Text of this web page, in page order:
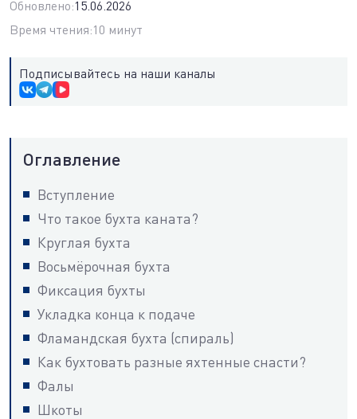
Обновлено:15.06.2026
Время чтения:10 минут
Подписывайтесь на наши каналы
Оглавление
Вступление
Что такое бухта каната?
Круглая бухта
Восьмёрочная бухта
Фиксация бухты
Укладка конца к подаче
Фламандская бухта (спираль)
Как бухтовать разные яхтенные снасти?
Фалы
Шкоты